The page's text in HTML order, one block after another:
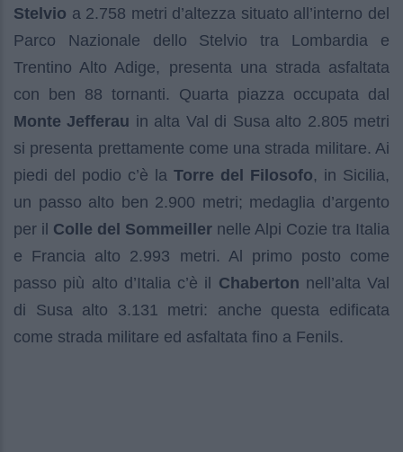
Stelvio a 2.758 metri d’altezza situato all’interno del
Parco Nazionale dello Stelvio tra Lombardia e
Trentino Alto Adige, presenta una strada asfaltata
con ben 88 tornanti. Quarta piazza occupata dal
Monte Jefferau in alta Val di Susa alto 2.805 metri
si presenta prettamente come una strada militare. Ai
piedi del podio c’è la Torre del Filosofo, in Sicilia,
un passo alto ben 2.900 metri; medaglia d’argento
per il Colle del Sommeiller nelle Alpi Cozie tra Italia
e Francia alto 2.993 metri. Al primo posto come
passo più alto d’Italia c’è il Chaberton nell’alta Val
di Susa alto 3.131 metri: anche questa edificata
come strada militare ed asfaltata fino a Fenils.